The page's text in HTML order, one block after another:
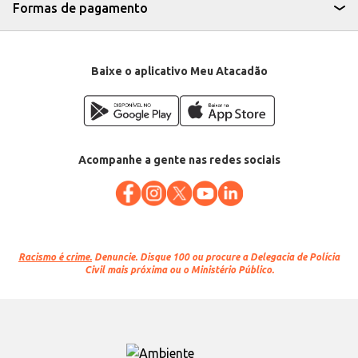
Formas de pagamento
Baixe o aplicativo Meu Atacadão
Acompanhe a gente nas redes sociais
Racismo é crime. Denuncie. Disque 100 ou procure a Delegacia de Polícia
Civil mais próxima ou o Ministério Público.